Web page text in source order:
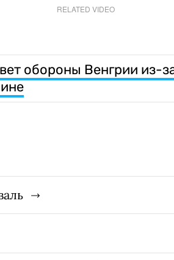
RELATED VIDEO
обороны Венгрии из-